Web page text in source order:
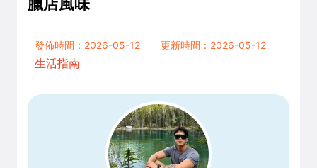
發佈時間：2026-05-12
更新時間：2026-05-12
生活指南